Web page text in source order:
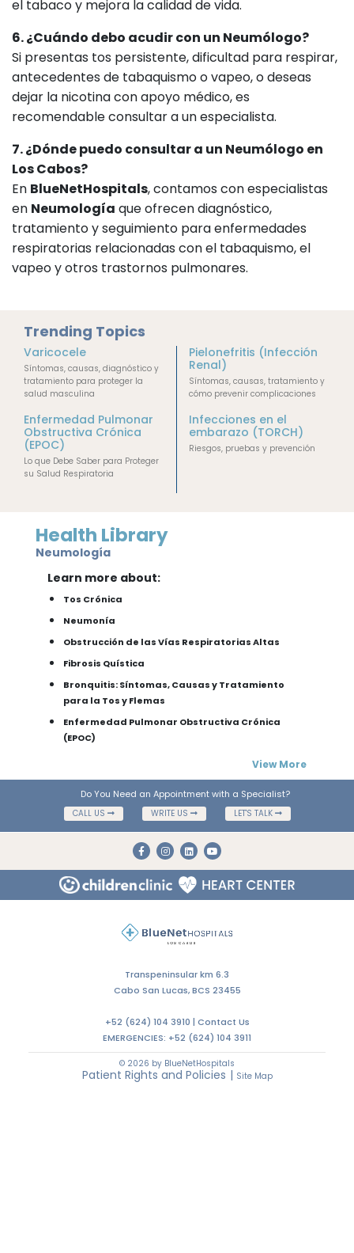
el tabaco y mejora la calidad de vida.
6. ¿Cuándo debo acudir con un Neumólogo?
Si presentas tos persistente, dificultad para respirar,
antecedentes de tabaquismo o vapeo, o deseas
dejar la nicotina con apoyo médico, es
recomendable consultar a un especialista.
7. ¿Dónde puedo consultar a un Neumólogo en
Los Cabos?
En BlueNetHospitals, contamos con especialistas
en Neumología que ofrecen diagnóstico,
tratamiento y seguimiento para enfermedades
respiratorias relacionadas con el tabaquismo, el
vapeo y otros trastornos pulmonares.
Trending Topics
Varicocele
Síntomas, causas, diagnóstico y
tratamiento para proteger la
salud masculina
Pielonefritis (Infección
Renal)
Síntomas, causas, tratamiento y
cómo prevenir complicaciones
Enfermedad Pulmonar
Obstructiva Crónica
(EPOC)
Lo que Debe Saber para Proteger
su Salud Respiratoria
Infecciones en el
embarazo (TORCH)
Riesgos, pruebas y prevención
Health Library
Neumología
Learn more about:
Tos Crónica
Neumonía
Obstrucción de las Vías Respiratorias Altas
Fibrosis Quística
Bronquitis: Síntomas, Causas y Tratamiento
para la Tos y Flemas
Enfermedad Pulmonar Obstructiva Crónica
(EPOC)
View More
Do You Need an Appointment with a Specialist?
CALL US WRITE US LET'S TALK
Transpeninsular km 6.3
Cabo San Lucas, BCS 23455
+52 (624) 104 3910 | Contact Us
EMERGENCIES: +52 (624) 104 3911
© 2026 by BlueNetHospitals
Patient Rights and Policies | Site Map